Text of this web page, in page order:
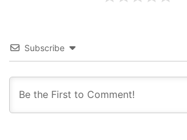
Subscribe